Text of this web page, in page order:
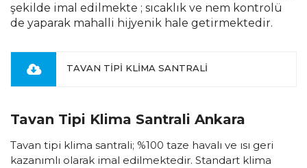
şekilde imal edilmekte ; sıcaklık ve nem kontrolü
de yaparak mahalli hijyenik hale getirmektedir.
TAVAN TİPİ KLİMA SANTRALİ
Tavan Tipi Klima Santrali Ankara
Tavan tipi klima santrali; %100 taze havalı ve ısı geri
kazanımlı olarak imal edilmektedir. Standart klima